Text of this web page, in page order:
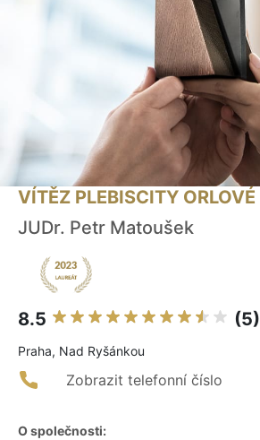
VÍTĚZ PLEBISCITY ORLOVÉ
JUDr. Petr Matoušek
8.5 (5)
Praha, Nad Ryšánkou
Zobrazit telefonní číslo
O společnosti: